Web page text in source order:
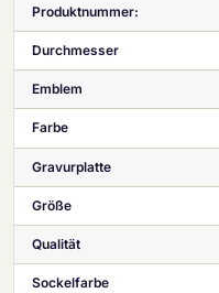
Produktnummer:
Durchmesser
Emblem
Farbe
Gravurplatte
Größe
Qualität
Sockelfarbe